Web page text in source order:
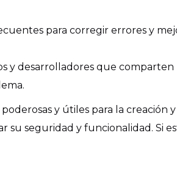
para corregir errores y
y desarrolladores que
y útiles para la creación
su seguridad y funcionalidad. Si